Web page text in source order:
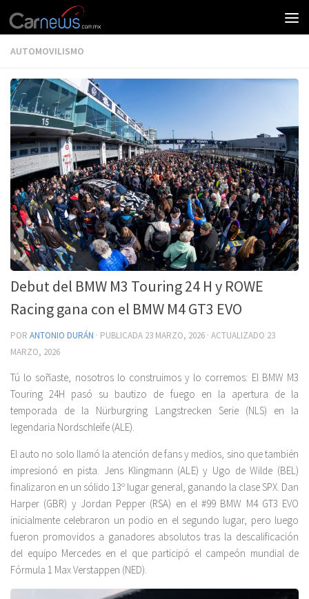
AUTOMOVILISMO
Debut del BMW M3 Touring 24 H y ROWE
Racing gana con el BMW M4 GT3 EVO
POR ANTONIO DURÁN · PUBLICADA 23 MARZO, 2026 · ACTUALIZADO 23
MARZO, 2026
Tú lo soñaste, nosotros lo construimos y lo corremos: El BMW M3
Touring 24H pasó su bautizo de fuego en la apertura de la
temporada de la Nürburgring Langstrecken Serie (NLS) en la
legendaria Nordschleife (ALE).
El auto no solo llamó la atención de fans y medios, sino que también
impresionó en pista. Jens Klingmann (ALE) y Ugo de Wilde (BEL)
finalizaron en un sólido 13º lugar general, ganando la clase SPX. Dan
Harper (GBR) y Jordan Pepper (RSA) en el #99 BMW M4 GT3 EVO
inicialmente celebraron un podio en el segundo lugar, pero luego
fueron promovidos a ganadores absolutos tras la descalificación
del equipo Mercedes en el que participó el campeón mundial de
Fórmula 1 Max Verstappen (NED).